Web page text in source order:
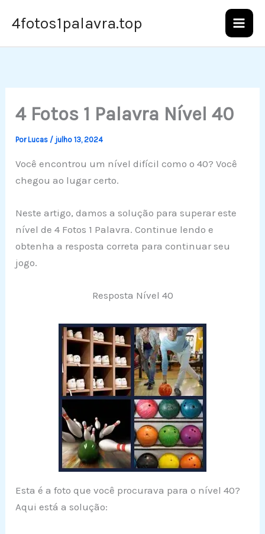
para4fotos1palavra.top
4 Fotos 1 Palavra Nível 40
PorLucas / julho 13, 2024
Você encontrou um nível difícil como o 40? Você
chegou ao lugar certo.
Neste artigo, damos a solução para superar este
nível de 4 Fotos 1 Palavra. Continue lendo e
obtenha a resposta correta para continuar seu
jogo.
Resposta Nível 40
Esta é a foto que você procurava para o nível 40?
Aqui está a solução: